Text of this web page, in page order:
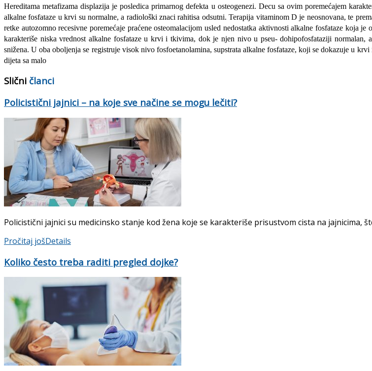
Hereditama metafizama displazija je posledica primar­nog defekta u osteogenezi. Decu sa ovim poremećajem
alkalne fosfataze u krvi su normalne, a radio­loški znaci rahitisa odsutni. Terapija vitaminom D je neosnovana, te
retke autozomno recesivne pore­mećaje praćene osteomalacijom usled nedostatka aktivnosti alkal­ne fosfataze koja
karakteriše niska vrednost alkalne fosfataze u krvi i tkivima, dok je njen nivo u pseu- dohipofosfataziji
snižena. U oba oboljenja se registruje visok nivo fosfoetanolamina, supstra­ta alkalne fosfataze, koji se dokazuje u
dijeta sa malo
Slični članci
Policistični jajnici – na koje sve načine se mogu lečiti?
Policistični jajnici su medicinsko stanje kod žena koje se karakteriše prisustvom cista na jajnicima,
Pročitaj jošDetails
Koliko često treba raditi pregled dojke?